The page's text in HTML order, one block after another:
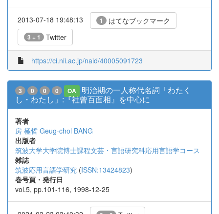
2013-07-18 19:48:13 1 はてなブックマーク
3 + 1 Twitter
https://ci.nii.ac.jp/naid/40005091723
3 0 0 0 OA
明治期の一人称代名詞「わたく
し・わたし」:『社曾百面相』を中心に
著者
房 極哲 Geug-chol BANG
出版者
筑波大学大学院博士課程文芸・言語研究科応用言語学コース
雑誌
筑波応用言語学研究 (ISSN:13424823)
巻号頁・発行日
vol.5, pp.101-116, 1998-12-25